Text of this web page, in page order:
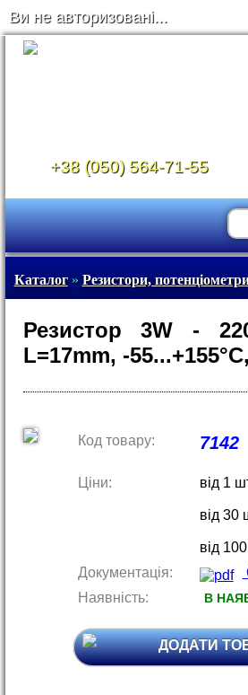
Ви не авторизовані...
+38 (050) 564-71-55
Каталог» Резистори,
Резистор 3W -
L=17mm, -
Код товару: 7142
Ціни: від 1
від 30
від
Документація:
Наявність:
В
ДОДАТИ